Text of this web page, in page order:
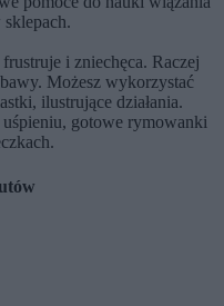
sklepach.
i zniechęca. Raczej
Możesz wykorzystać
ilustrujące działania.
gotowe rymowanki